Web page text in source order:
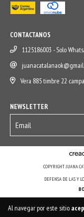
Al navegar por este sitio
CONTACTANOS
1125186003 - Solo
Vera 885 timbre 22
NEWSLETTER
COPYRIGHT JUANA
DEFENSA DE LAS Y